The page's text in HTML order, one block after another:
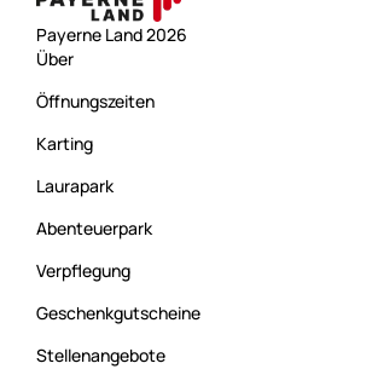
Payerne Land 2026
Über
Öffnungszeiten
Karting
Laurapark
Abenteuerpark
Verpflegung
Geschenkgutscheine
Stellenangebote